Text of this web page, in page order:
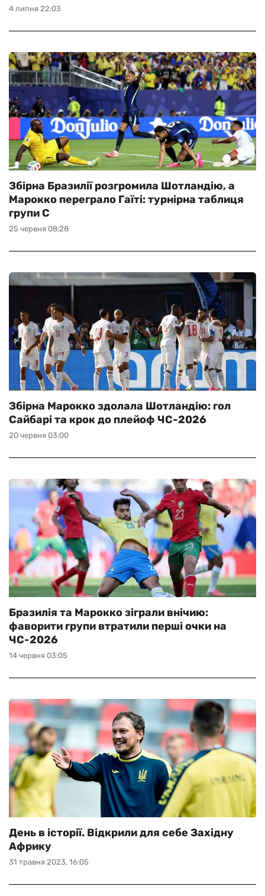
4 липня 22:03
25 червня 08:28
Збірна Бразилії розгромила Шотландію, а
Марокко переграло Гаїті: турнірна таблиця
групи С
20 червня 03:00
Збірна Марокко здолала Шотландію: гол
Сайбарі та крок до плейоф ЧС-2026
14 червня 03:05
Бразилія та Марокко зіграли внічию:
фаворити групи втратили перші очки на
ЧС-2026
31 травня 2023, 16:05
День в історії. Відкрили для себе Західну
Африку